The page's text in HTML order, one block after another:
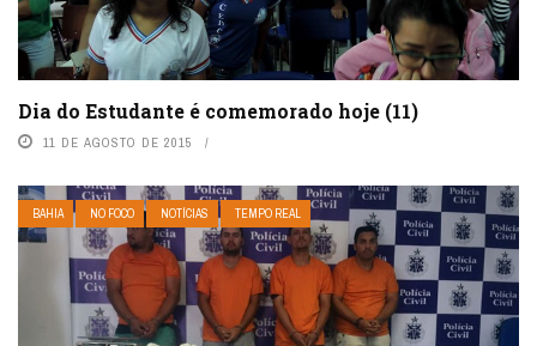
Dia do Estudante é comemorado hoje (11)
11 DE AGOSTO DE 2015
BAHIA NO FOCO NOTÍCIAS TEMPO REAL